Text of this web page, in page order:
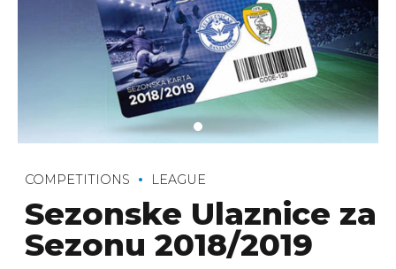
COMPETITIONS LEAGUE
Sezonske Ulaznice za
Sezonu 2018/2019